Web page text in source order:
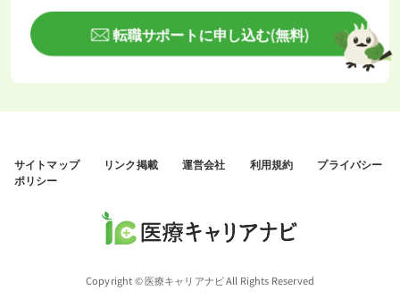
転職サポートに申し込む(無料)
サイトマップ リンク掲載 運営会社 利用規約
プライバシー
ポリシー
Copyright © 医療キャリアナビ All Rights Reserved